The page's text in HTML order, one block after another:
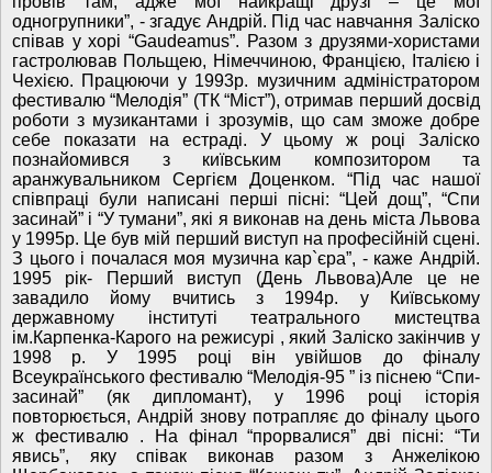
одногрупники”, - згадує Андрій. Під час навчання Заліско
співав у хорі “Gaudeamus”. Разом з друзями-хористами
гастролював Польщею, Німеччиною, Францією, Італією і
Чехією. Працюючи у 1993р. музичним адміністратором
фестивалю “Мелодія” (ТК “Міст”), отримав перший досвід
роботи з музикантами і зрозумів, що сам зможе добре
себе показати на естраді. У цьому ж році Заліско
познайомився з київським композитором та
аранжувальником Сергієм Доценком. “Під час нашої
співпраці були написані перші пісні: “Цей дощ”, “Спи
засинай” і “У тумани”, які я виконав на день міста Львова
у 1995р. Це був мій перший виступ на професійній сцені.
З цього і почалася моя музична кар`єра”, - каже Андрій.
1995 рік- Перший виступ (День Львова)Але це не
завадило йому вчитись з 1994р. у Київському
державному інституті театрального мистецтва
ім.Карпенка-Карого на режисурі , який Заліско закінчив у
1998 р. У 1995 році він увійшов до фіналу
Всеукраїнського фестивалю “Мелодія-95 ” із піснею “Спи-
засинай” (як дипломант), у 1996 році історія
повторюється, Андрій знову потрапляє до фіналу цього
ж фестивалю . На фінал “прорвалися” дві пісні: “Ти
явись”, яку співак виконав разом з Анжелікою